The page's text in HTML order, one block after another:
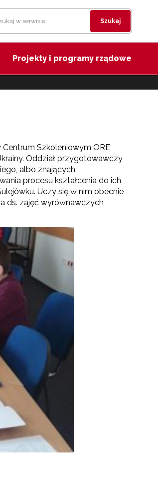
Szukaj
Projekty i programy rządowe
Szkoleniowym ORE
Oddział przygotowawczy
albo znających
procesu kształcenia do ich
Uczy się w nim obecnie
ds. zajęć wyrównawczych